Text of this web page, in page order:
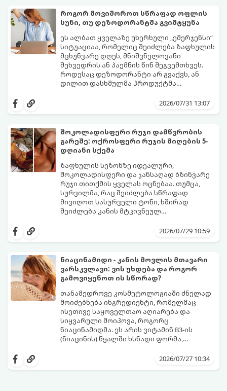
როგორ მოვიშოროთ სწრაფად ოფლის
სუნი, თუ დეზოდორანტმა გვიმტყუნა
ეს ალბათ ყველაზე უხერხული „ემერჯენსი“
სიტუაციაა, რომელიც შეიძლება ზაფხულის
მცხუნვარე დღეს, მნიშვნელოვანი
შეხვედრის ან პაემნის წინ შეგვემთხვეს.
როდესაც დეზოდორანტი არ გვაქვს, ან
დილით დასხმულმა პროდუქტმა
იღლიებში უსიამოვნო სუნი გაჩნდა,
სუნი არ აქვს. სუნს აჩენენ ბაქტერიები,
შესაბამისად, ჩვენი მიზანია ამ
ბაქტერიების განადგურება და კანის
გამოშრობა.
აი, 5 ყველაზე ეფექტური,
აპრობირებული და ნაცადი ხერხი,
რომლებიც ნებისმიერ ოფისში, კაფესა
თუ საზოგადოებრივ ტუალეტში, სულ
რაღაც 2 წუთში გადაგარჩენთ:
2026/07/31 13:07
შოკოლადისფერი რუჯი დამწვრობის
გარეშე: ოქროსფერი რუჯის მიღების 5-
დღიანი სქემა
ზაფხულის სეზონზე იდეალური,
შოკოლადისფერი და ჯანსაღად ბზინვარე
რუჯი თითქმის ყველას ოცნებაა. თუმცა,
სურვილმა, რაც შეიძლება სწრაფად
მივიღოთ სასურველი ტონი, ხშირად
შეიძლება კანის მტკივნეულ
გამოიმუშაოს მელანინი - პიგმენტი,
5-დღიანი სქემა დაგეხმარებათ, მიიღოთ
ღრმა, თანაბარი და ხანგრძლივი რუჯი
კანის ჯანმრთელობის დაზიანების გარეშე.
2026/07/29 10:59
ნიაცინამიდი - კანის მოვლის მთავარი
ვარსკვლავი: ვის უხდება და როგორ
გამოვიყენოთ ის სწორად?
თანამედროვე კოსმეტოლოგიაში ძნელად
მოიძებნება ინგრედიენტი, რომელმაც
ისეთივე საყოველთაო აღიარება და
სიყვარული მოიპოვა, როგორც
ნიაცინამიდმა. ეს არის ვიტამინ B3-ის
(ნიაცინის) წყალში ხსნადი ფორმა,
კანისთვის ნამდვილი „მაშველი რგოლია“.
თავის მოვლის რუტინის შეუცვლელი
2026/07/27 10:34